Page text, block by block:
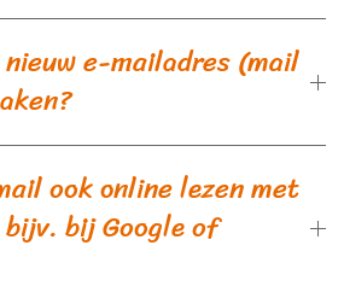
e-mailadres (mail
ook online lezen met
bij Google of